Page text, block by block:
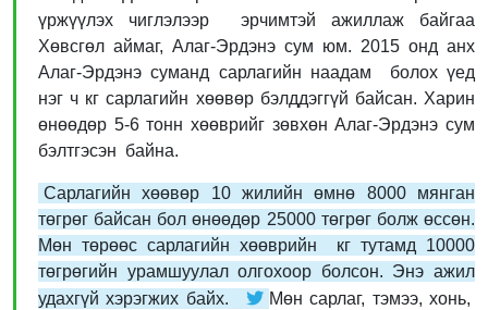
үржүүлэх чиглэлээр эрчимтэй ажиллаж байгаа
Хөвсгөл аймаг, Алаг-Эрдэнэ сум юм. 2015 онд анх
Алаг-Эрдэнэ суманд сарлагийн наадам болох үед
нэг ч кг сарлагийн хөөвөр бэлддэггүй байсан. Харин
өнөөдөр 5-6 тонн хөөврийг зөвхөн Алаг-Эрдэнэ сум
бэлтгэсэн байна.
Сарлагийн хөөвөр 10 жилийн өмнө 8000 мянган
төгрөг байсан бол өнөөдөр 25000 төгрөг болж өссөн.
Мөн төрөөс сарлагийн хөөврийн кг тутамд 10000
төгрөгийн урамшуулал олгохоор болсон. Энэ ажил
удахгүй хэрэгжих байх.
Мөн сарлаг, тэмээ, хонь,